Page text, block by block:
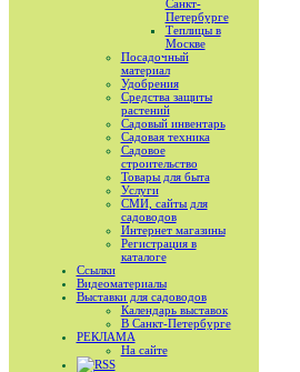
Санкт-
Петербурге
Теплицы в
Москве
Посадочный
материал
Удобрения
Средства защиты
растений
Садовый инвентарь
Садовая техника
Садовое
строительство
Товары для быта
Услуги
СМИ, сайты для
садоводов
Интернет магазины
Регистрация в
каталоге
Ссылки
Видеоматериалы
Выставки для садоводов
Календарь выставок
В Санкт-Петербурге
РЕКЛАМА
На сайте
RSS